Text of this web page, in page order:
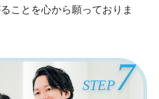
ことを心から願っておりま
STEP7